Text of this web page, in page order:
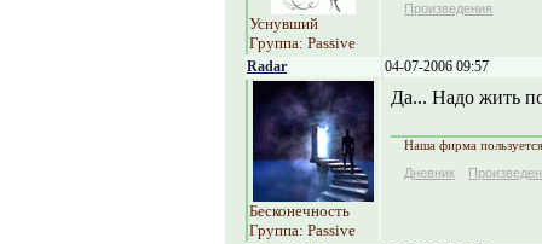
Уснувший
Группа: Passive
Произведения
Radar 04-07-2006 09:57
Бесконечность
Группа: Passive
Да... Надо жить
Наша фирма
Дневник